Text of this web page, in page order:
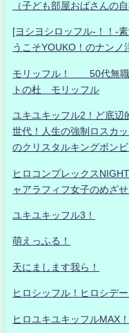
（子ども部屋おばさんの
[ヨシヨシロッフル-！！-
うこそYOUKO！のナンノ
モリッフル！ 50代無職
トの杜 モリッフル
ユキユキッフル2！ど底辺
世代！人生の強制ロスカ
のクリスタルキングボン
ヒロコンプレックス
ャアラフィフ女子のめざ
ユキユキッフル3！
萌えっふる！
天にまします我ら！
ヒロシッフル！ヒロシデ
ヒロユキユキッフルMAX